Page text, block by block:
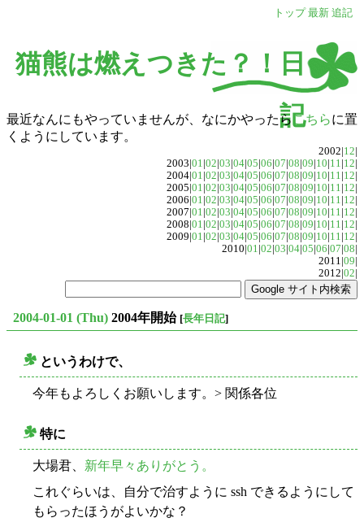
トップ 最新 追記
猫熊は燃えつきた？！日
記
最近なんにもやっていませんが、なにかやったら こちらに置
くようにしています。
2002|12|
2003|01|02|03|04|05|06|07|08|09|10|11|12|
2004|01|02|03|04|05|06|07|08|09|10|11|12|
2005|01|02|03|04|05|06|07|08|09|10|11|12|
2006|01|02|03|04|05|06|07|08|09|10|11|12|
2007|01|02|03|04|05|06|07|08|09|10|11|12|
2008|01|02|03|04|05|06|07|08|09|10|11|12|
2009|01|02|03|04|05|06|07|08|09|10|11|12|
2010|01|02|03|04|05|06|07|08|
2011|09|
2012|02|
2004-01-01 (Thu) 2004年開始 [長年日記]
というわけで、
今年もよろしくお願いします。> 関係各位
特に
大場君、 新年早々ありがとう。
これぐらいは、自分で治すように ssh できるようにして
もらったほうがよいかな？